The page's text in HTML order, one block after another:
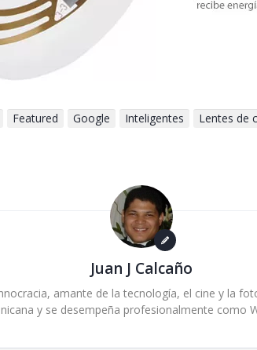
Featured Google Inteligentes Lentes de
Juan J Calcaño
amante de la tecnología, el cine y la
y se desempeña profesionalmente como